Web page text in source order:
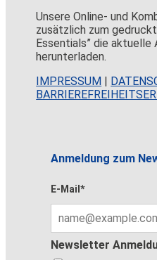
Unsere Online- und
zusätzlich zum
Essentials” die aktuelle
herunterladen.
IMPRESSUM
Anmeldung zum
E-Mail*
Newsletter